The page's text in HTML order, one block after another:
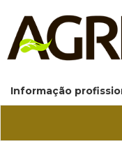
Informação